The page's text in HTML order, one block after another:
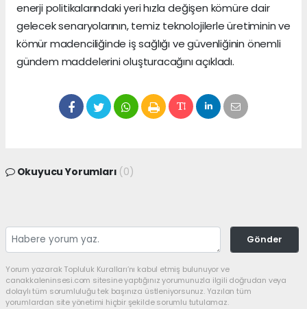
enerji politikalarındaki yeri hızla değişen kömüre dair
gelecek senaryolarının, temiz teknolojilerle üretiminin ve
kömür madenciliğinde iş sağlığı ve güvenliğinin önemli
gündem maddelerini oluşturacağını açıkladı.
Okuyucu Yorumları (0)
Gönder
Yorum yazarak Topluluk Kuralları’nı kabul etmiş bulunuyor ve
canakkaleninsesi.com sitesine yaptığınız yorumunuzla ilgili doğrudan veya
dolaylı tüm sorumluluğu tek başınıza üstleniyorsunuz. Yazılan tüm
yorumlardan site yönetimi hiçbir şekilde sorumlu tutulamaz.